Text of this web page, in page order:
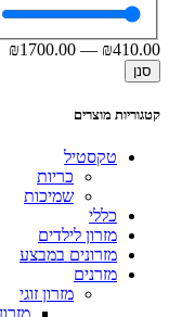
₪410.00
—
₪1700.00
סנן
קטגוריות מוצרים
טקסטיל
כריות
שמיכות
כללי
מזרון לילדים
מזרונים במבצע
מזרנים
מזרון זוגי